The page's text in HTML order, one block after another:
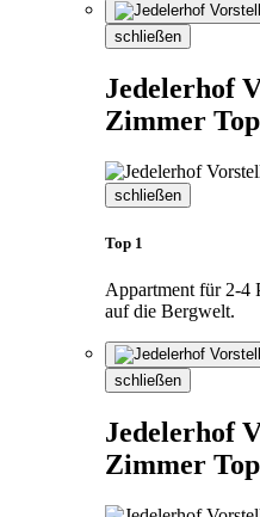
schließen
Jedelerhof
Zimmer
schließen
Top 1
Appartment für 2-4
auf die Bergwelt.
schließen
Jedelerhof
Zimmer